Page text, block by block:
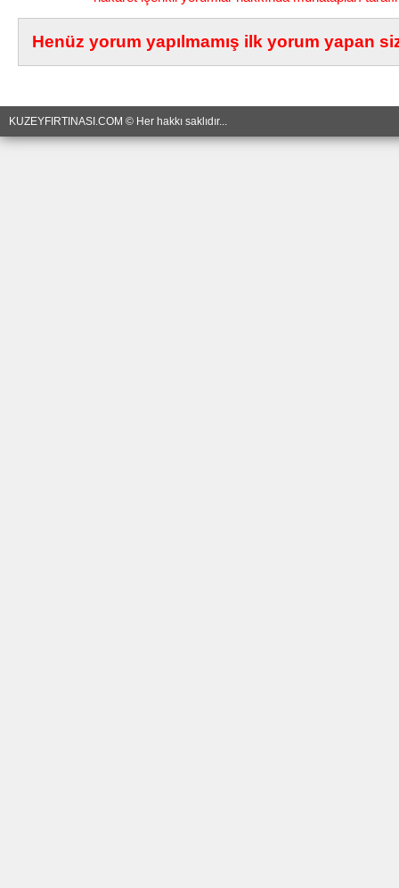
Henüz yorum yapılmamış ilk yorum yapan
KUZEYFIRTINASI.COM © Her hakkı saklıdır...